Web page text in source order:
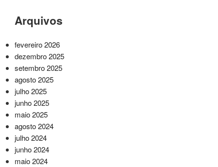
Arquivos
fevereiro 2026
dezembro 2025
setembro 2025
agosto 2025
julho 2025
junho 2025
maio 2025
agosto 2024
julho 2024
junho 2024
maio 2024